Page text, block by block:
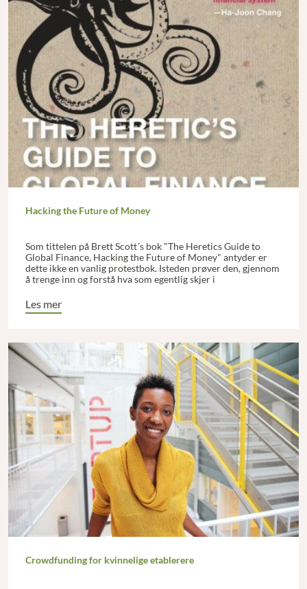
Hacking the Future of Money
Som tittelen på Brett Scott´s bok "The Heretics Guide to
Global Finance, Hacking the Future of Money" antyder er
dette ikke en vanlig protestbok. Isteden prøver den, gjennom
å trenge inn og forstå hva som egentlig skjer i
å prøve ut noen alternative løsninger.
Les mer
Crowdfunding for kvinnelige etablerere